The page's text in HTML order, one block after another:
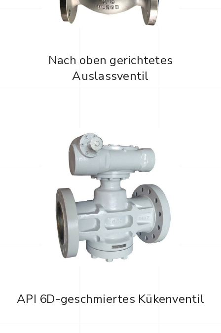
Nach oben gerichtetes
Auslassventil
API 6D-geschmiertes Kükenventil